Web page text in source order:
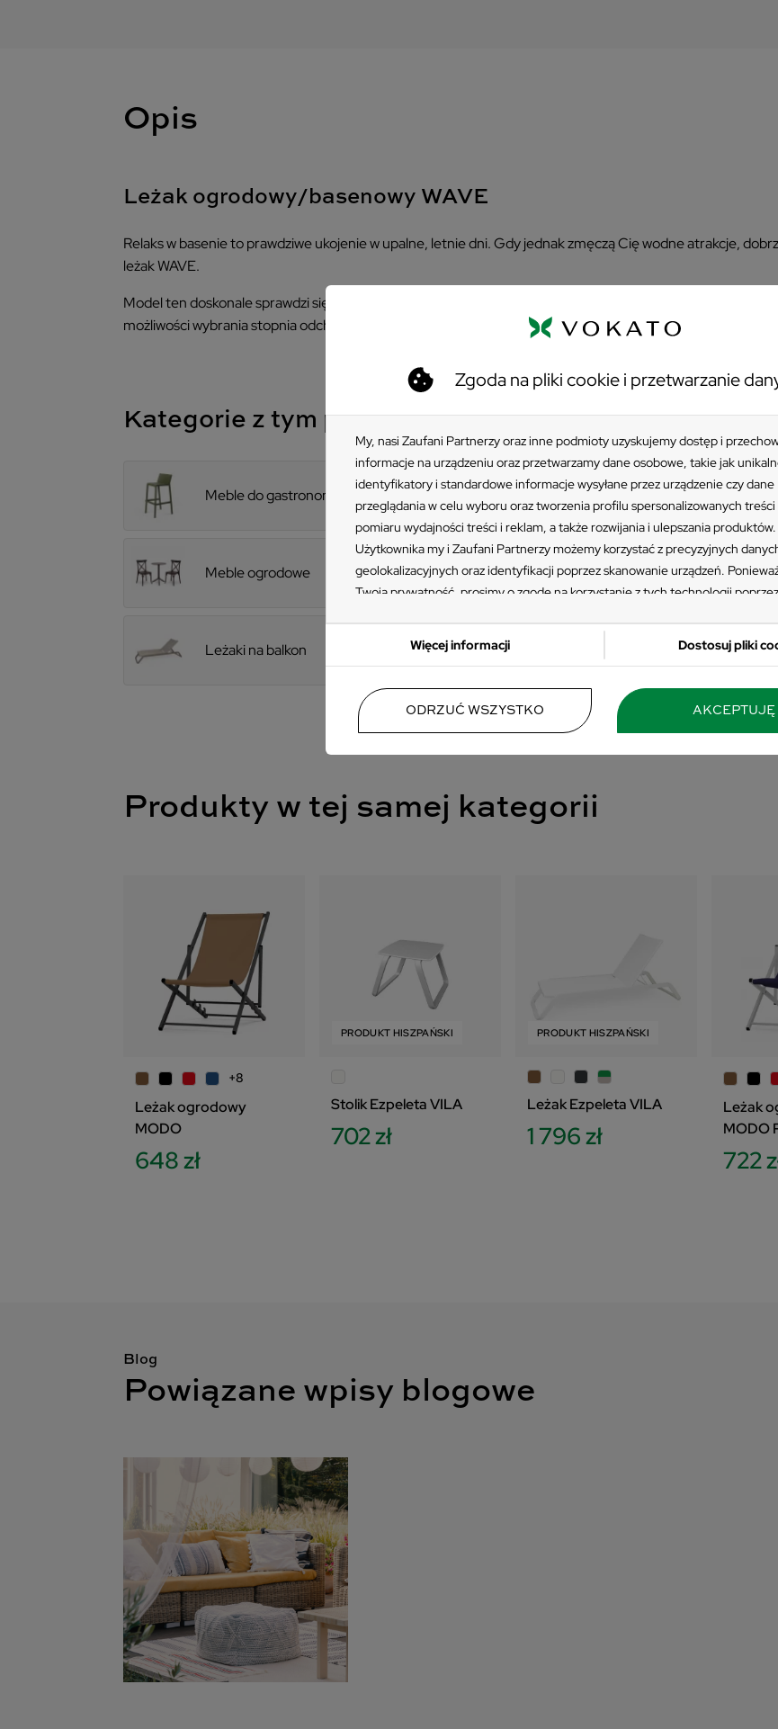
Zgoda na pliki cookie i przetwarzanie
My, nasi Zaufani Partnerzy oraz inne podmioty uzyskujemy dostęp i
informacje na urządzeniu oraz przetwarzamy dane osobowe, takie jak
identyfikatory i standardowe informacje wysyłane przez urządzenie czy dane
przeglądania w celu wyboru oraz tworzenia profilu spersonalizowanych treści
pomiaru wydajności treści i reklam, a także rozwijania i ulepszania produktów.
Użytkownika my i Zaufani Partnerzy możemy korzystać z precyzyjnych
geolokalizacyjnych oraz identyfikacji poprzez skanowanie urządzeń.
Twoją prywatność, prosimy o zgodę na korzystanie z tych technologii
ustawień prywatności znajdujący się w lewym dolnym rogu strony. Niektóre
przetwarzania danych nie wymagają zgody użytkownika, ale masz prawo
Zapoznaj się z poniższymi informacjami, abyś mógł świadomie i komfortowo
naszych stron www. Szczegółowe informacje dotyczące przetwarzania Twoich
Więcej informacji Dostosuj pliki
ODRZUĆ WSZYSTKO AKCEPTUJĘ
Opis
Leżak ogrodowy/basenowy WAVE
Relaks w basenie to prawdziwe ukojenie w upalne, letnie dni. Gdy jednak zmęczą Cię wodne atrakcje,
leżak WAVE.
Model ten doskonale sprawdzi się nie tylko podczas opalania, ale także drzemki czy czytania książki.
możliwości wybrania stopnia odchylenia leżaka. Wykonany został z polipropylenu wzmacnianego
Kategorie z tym produktem
Meble do gastronomii Pomieszczenia
Meble ogrodowe Leżaki ogrodowe
Leżaki na balkon
Produkty w tej samej kategorii
+8
Leżak ogrodowy
MODO
648 zł
PRODUKT HISZPAŃSKI
Stolik Ezpeleta VILA
702 zł
PRODUKT HISZPAŃSKI
Leżak Ezpeleta VILA
1 796 zł
Leżak
MODO
722
Blog
Powiązane wpisy blogowe